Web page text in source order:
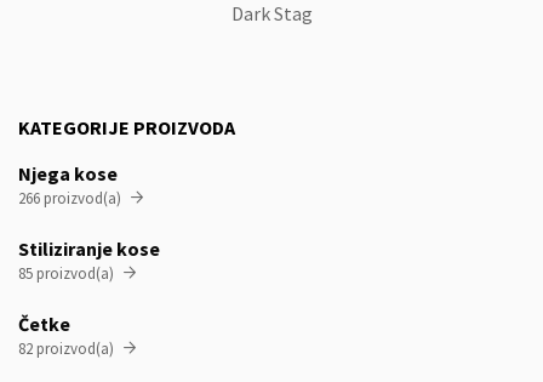
Dark Stag
KATEGORIJE PROIZVODA
Njega kose
266 proizvod(a) 
Stiliziranje kose
85 proizvod(a) 
Četke
82 proizvod(a) 